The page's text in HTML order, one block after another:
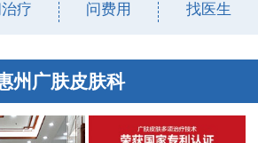
疗 问费用 找医生
州广肤皮肤科